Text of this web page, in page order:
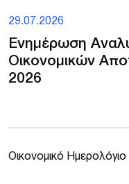
29.07.2026
Ενημέρωση
Οικονομικών
2026
Οικονομικό Ημερολόγιο